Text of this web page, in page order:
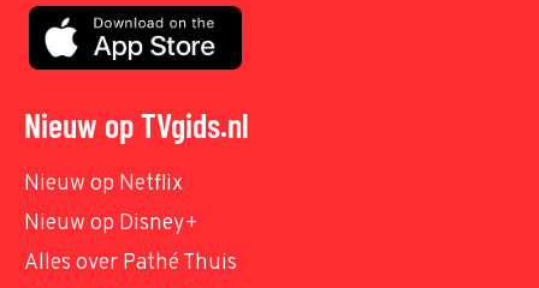
Nieuw op TVgids.nl
Nieuw op Netflix
Nieuw op Disney+
Alles over Pathé Thuis